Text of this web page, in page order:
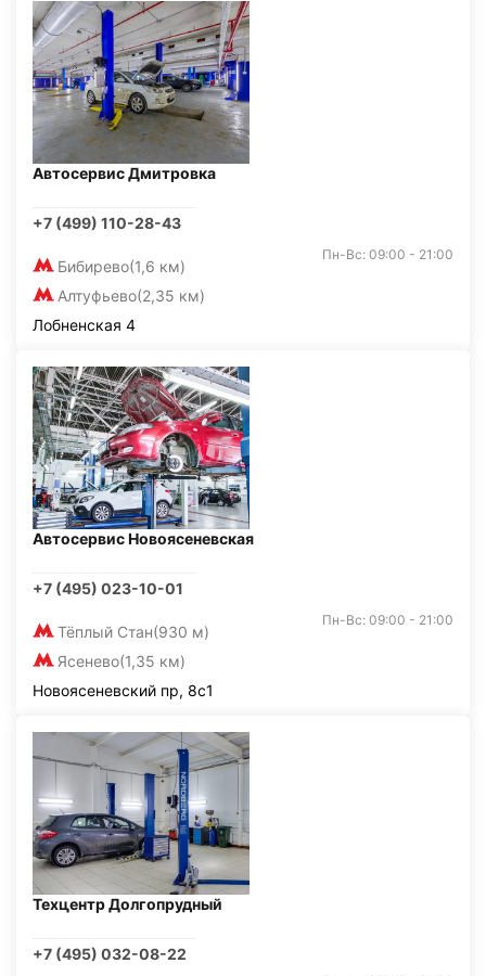
Автосервис Дмитровка
+7 (499) 110-28-43
Бибирево(1,6 км)
Алтуфьево(2,35 км)
Пн-Вс: 09:00 - 21:00
Лобненская 4
Автосервис Новоясеневская
+7 (495) 023-10-01
Тёплый Стан(930 м)
Ясенево(1,35 км)
Пн-Вс: 09:00 - 21:00
Новоясеневский пр, 8с1
Техцентр Долгопрудный
+7 (495) 032-08-22